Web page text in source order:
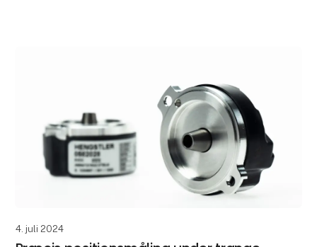
4. juli 2024